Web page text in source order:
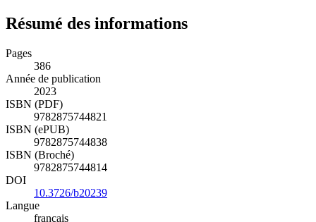
386
Année de publication
2023
ISBN (PDF)
9782875744821
ISBN (ePUB)
9782875744838
ISBN (Broché)
10.3726/b20239
Langue